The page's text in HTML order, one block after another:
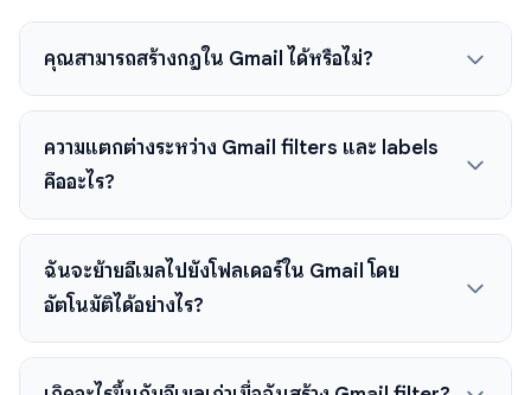
คุณสามารถสร้างกฎใน Gmail ได้หรือไม่?
ความแตกต่างระหว่าง Gmail filters และ labels
คืออะไร?
ฉันจะย้ายอีเมลไปยังโฟลเดอร์ใน Gmail โดย
อัตโนมัติได้อย่างไร?